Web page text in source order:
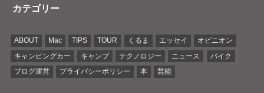
カテゴリー
ABOUT Mac TIPS TOUR くるま エッセイ
オピニオン
キャンピングカー
キャンプ テクノロジー ニュース
バイク
ブログ運営
プライバシーポリシー 本 芸能